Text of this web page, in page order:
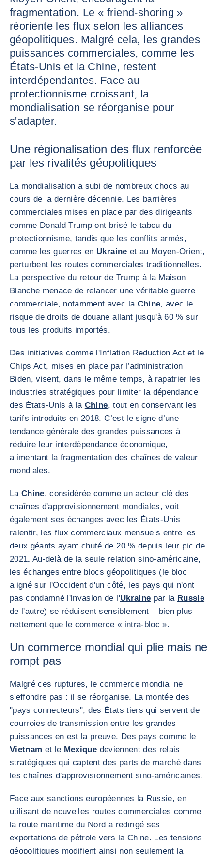
fragmentation. Le « friend-shoring »
réoriente les flux selon les alliances
géopolitiques. Malgré cela, les grandes
puissances commerciales, comme les
États-Unis et la Chine, restent
interdépendantes. Face au
protectionnisme croissant, la
mondialisation se réorganise pour
s'adapter.
Une régionalisation des flux renforcée
par les rivalités géopolitiques
La mondialisation a subi de nombreux chocs au
cours de la dernière décennie. Les barrières
commerciales mises en place par des dirigeants
comme Donald Trump ont brisé le tabou du
protectionnisme, tandis que les conflits armés,
comme les guerres en Ukraine et au Moyen-Orient,
perturbent les routes commerciales traditionnelles.
La perspective du retour de Trump à la Maison
Blanche menace de relancer une véritable guerre
commerciale, notamment avec la Chine, avec le
risque de droits de douane allant jusqu'à 60 % sur
tous les produits importés.
Des initiatives comme l'Inflation Reduction Act et le
Chips Act, mises en place par l’administration
Biden, visent, dans le même temps, à rapatrier les
industries stratégiques pour limiter la dépendance
des États-Unis à la Chine, tout en conservant les
tarifs introduits en 2018. C’est le signe d’une
tendance générale des grandes puissances à
réduire leur interdépendance économique,
alimentant la fragmentation des chaînes de valeur
mondiales.
LaChine, considérée comme un acteur clé des
chaînes d'approvisionnement mondiales, voit
également ses échanges avec les États-Unis
ralentir, les flux commerciaux mensuels entre les
deux géants ayant chuté de 20 % depuis leur pic de
2021. Au-delà de la seule relation sino-américaine,
les échanges entre blocs géopolitiques (le bloc
aligné sur l'Occident d'un côté, les pays qui n'ont
pas condamné l'invasion de l'Ukraine par la Russie
de l'autre) se réduisent sensiblement – bien plus
nettement que le commerce « intra-bloc ».
Un commerce mondial qui plie mais ne
rompt pas
Malgré ces ruptures, le commerce mondial ne
s'effondre pas : il se réorganise. La montée des
"pays connecteurs", des États tiers qui servent de
courroies de transmission entre les grandes
puissances en est la preuve. Des pays comme le
Vietnam et le Mexique deviennent des relais
stratégiques qui captent des parts de marché dans
les chaînes d'approvisionnement sino-américaines.
Face aux sanctions européennes la Russie, en
utilisant de nouvelles routes commerciales comme
la route maritime du Nord a redirigé ses
exportations de pétrole vers la Chine. Les tensions
géopolitiques modifient ainsi non seulement la